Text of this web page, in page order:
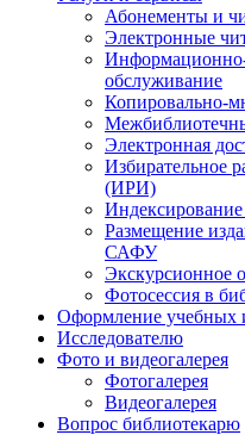
Абонементы и
Электронные
обслуживание
Копировально-
Электронная
Избирательное
(ИРИ)
Размещение
САФУ
Экскурсионное
Фотосессия в
Оформление учебных
Исследователю
Фото и видеогалерея
Фотогалерея
Видеогалерея
Вопрос библиотекарю